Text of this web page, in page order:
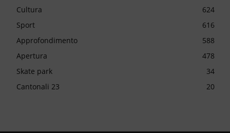
Cultura
624
Sport
616
Approfondimento
588
Apertura
478
Skate park
34
Cantonali 23
20